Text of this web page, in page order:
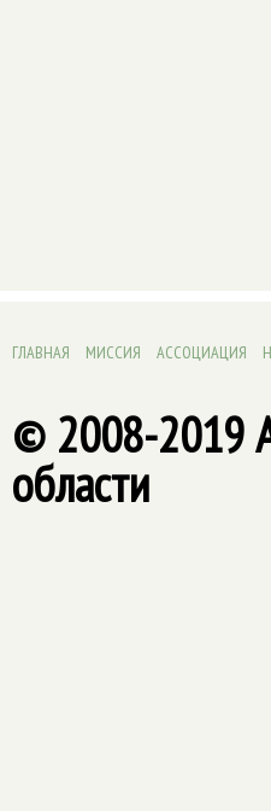
ГЛАВНАЯ МИССИЯ АССОЦИАЦИЯ
© 2008-2019
области